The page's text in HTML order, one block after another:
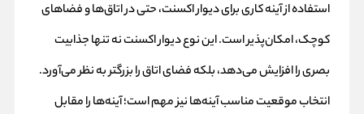
استفاده از آینه کاری برای دیوار اکسنت، حتی در اتاق‌ها و فضاهای
کوچک، امکان‌پذیر است. این نوع دیوار اکسنت نه تنها جذابیت
بصری را افزایش می‌دهد، بلکه فضای اتاق را بزرگتر به نظر می‌آورد.
انتخاب موقعیت مناسب آینه‌ها نیز مهم است؛ آینه‌ها را مقابل